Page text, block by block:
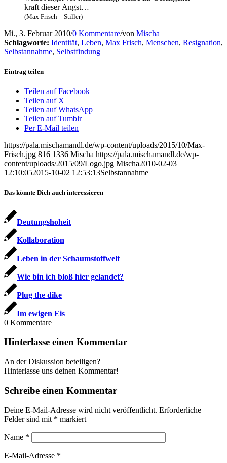
kraft die­ser Angst…
(Max Frisch – Stiller)
Mi., 3. Februar 2010/0 Kommentare/von Mischa
Schlagworte: Identität, Leben, Max Frisch, Menschen, Resignation,
Selbstannahme, Selbstfindung
Eintrag teilen
Teilen auf Facebook
Teilen auf X
Teilen auf WhatsApp
Teilen auf Tumblr
Per E-Mail teilen
https://pala.mischamandl.de/wp-content/uploads/2015/10/Max-
Frisch.jpg 816 1336 Mischa https://pala.mischamandl.de/wp-
content/uploads/2015/09/Logo.jpg Mischa2010-02-03
12:10:052015-10-02 12:53:13Selbst­an­nah­me
Das könnte Dich auch interessieren
Deu­tungs­ho­heit
Kol­la­bo­ra­ti­on
Leben in der Schaumstoffwelt
Wie bin ich bloß hier gelandet?
Plug the dike
Im ewi­gen Eis
0 Kommentare
Hinterlasse einen Kommentar
An der Diskussion beteiligen?
Hinterlasse uns deinen Kommentar!
Schreibe einen Kommentar
Deine E-Mail-Adresse wird nicht veröffentlicht. Erforderliche
Felder sind mit * markiert
Name *
E-Mail-Adresse *